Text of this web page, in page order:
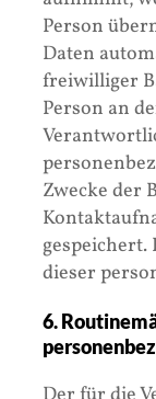
Person
Daten
freiwilliger
Person an
Zwecke der
gespeichert.
dieser
6.